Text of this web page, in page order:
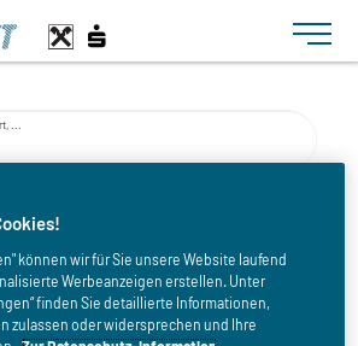
Toggle
...
können wir für Sie unsere Website laufend
Werbeanzeigen erstellen. Unter
finden Sie detaillierte Informationen,
zulassen oder widersprechen und Ihre